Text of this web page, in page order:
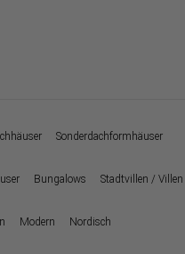
Sonderdachformhäuser
Bungalows Stadtvillen / Villen
Modern Nordisch